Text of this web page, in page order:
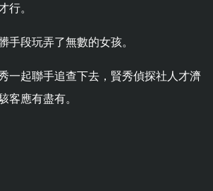
行。
手段玩弄了無數的女孩。
一起聯手追查下去，賢秀偵探社人才濟
客應有盡有。